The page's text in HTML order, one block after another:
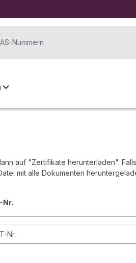
auf "Zertifikate herunterladen".
mit alle Dokumenten
Nr.